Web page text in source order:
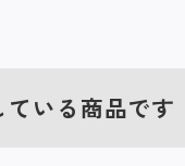
いる商品です